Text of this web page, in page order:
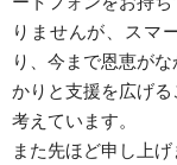
りませんが、スマ
り、今まで恩恵が
かりと支援を広げ
考えています。
また先ほど申し上